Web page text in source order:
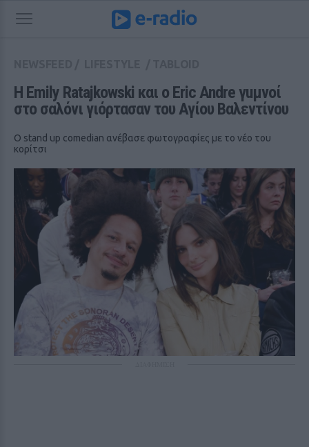
H Emily Ratajkowski και ο Eric Andre γuμνοί
στο σαλόνι γιόρτασαν του Αγίου Βαλεντίνου
Ο stand up comedian ανέβασε φωτογραφίες με το νέο του
κορίτσι